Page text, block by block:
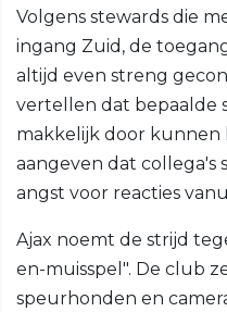
Volgens stewards die
ingang Zuid, de
altijd even streng
vertellen dat bepaalde
makkelijk door kunnen
aangeven dat
angst voor reacties
Ajax noemt de strijd
en-muisspel". De club
speurhonden en